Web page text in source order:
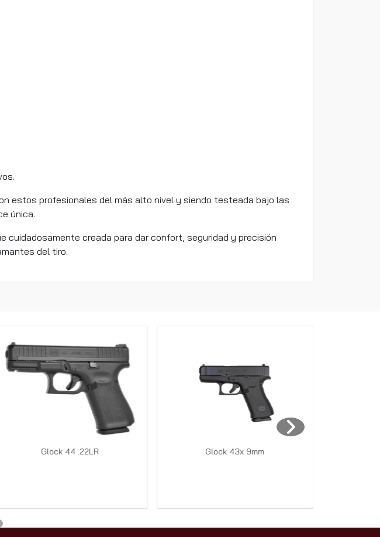
estos profesionales del más alto nivel y siendo testeada bajo las
única.
cuidadosamente creada para dar confort, seguridad y precisión
del tiro.
Glock 44 .22LR Glock 43x 9mm